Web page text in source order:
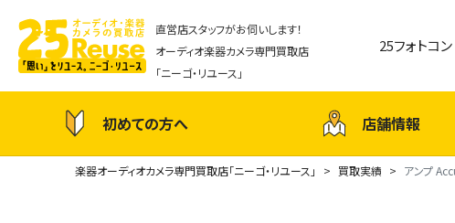
直営店スタッフがお伺いします！
オーディオ楽器カメラ専門買取店
「ニーゴ・リユース」
25フォトコン
初めての方へ 店舗情報
楽器オーディオカメラ専門買取店「ニーゴ・リユース」 買取実績 アンプ